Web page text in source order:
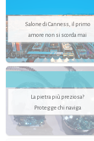
Salone di Canness, il primo
amore non si scorda mai
La pietra più preziosa?
Protegge chi naviga